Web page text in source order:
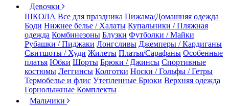
Девочки
ШКОЛА Все для праздника Пижама/Домашняя одежда
Боди Нижнее белье / Халаты Купальники / Пляжная
одежда Комбинезоны Блузки Футболки / Майки
Рубашки / Пиджаки Лонгсливы Джемперы / Кардиганы
Свитшоты / Худи Жилеты Платья/Сарафаны Особенные
платья Юбки Шорты Брюки / Джинсы Спортивные
костюмы Леггинсы Колготки Носки / Гольфы / Гетры
Термобелье и флис Утепленные Брюки Верхняя одежда
Горнолыжные Комплекты
Мальчики